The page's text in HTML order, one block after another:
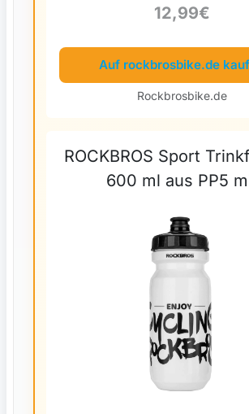
12,99€
Auf rockbrosbike.de
Rockbrosbike.de
ROCKBROS Sport
600 ml aus PP5
Weiß